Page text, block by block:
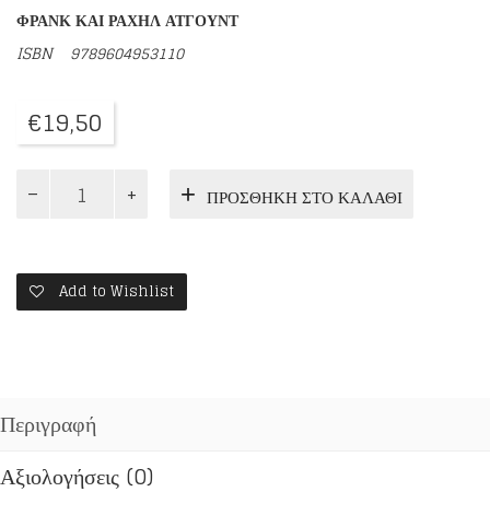
ΦΡΑΝΚ ΚΑΙ ΡΑΧΗΛ ΑΤΓΟΥΝΤ
ISBN
9789604953110
€19,50
ΜΕΣΑ
ΚΑΓΚΕΛΑ
ποσότητα
ΠΡΟΣΘΉΚΗ ΣΤΟ ΚΑΛΆΘΙ
Add to Wishlist
Περιγραφή
Αξιολογήσεις (0)